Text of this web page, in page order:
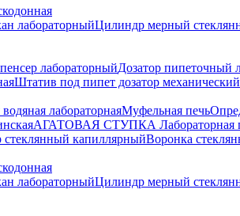
лабораторныйЦилиндр мерный
лабораторныйДозатор пипеточный
Штатив под пипет дозатор механический
лабораторнаяМуфельная печь
АГАТОВАЯ СТУПКА Лабораторная
стеклянный капиллярныйВоронка
лабораторныйЦилиндр мерный